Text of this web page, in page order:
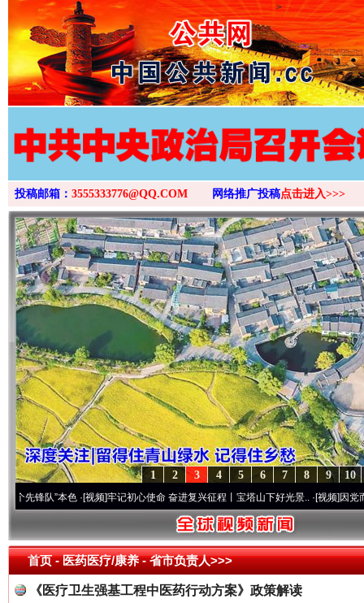
>
投稿邮箱： 3555333776@QQ.COM 网络推广投稿点击进入>>>
10
9
8
7
6
5
4
3
2
1
队”本色·[视频]牢记初心使命 奋进复兴征程丨宝塔山下好光景..·[视频]因党而生 为
首页- 医药医疗/康养 -省市负责人>>>
《医疗卫生强基工程中医药行动方案》政策解读